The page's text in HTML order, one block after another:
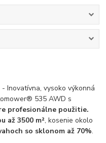
Inovatívna, vysoko výkonná
535 AWD s
profesionálne použitie.
až 3500 m², kosenie okolo
so sklonom až 70%.